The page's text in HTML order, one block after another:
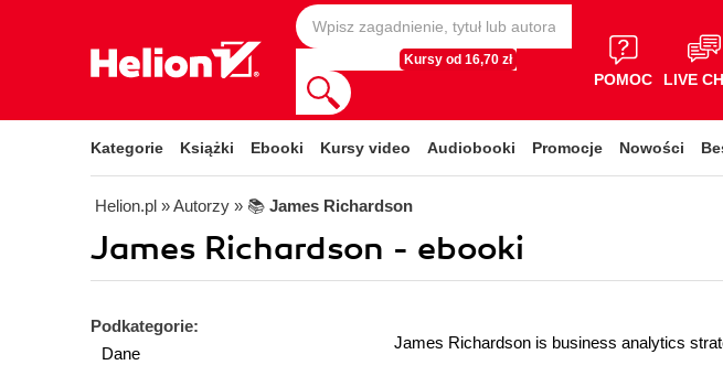
Kursy od 16,70 zł
POMOC LIVE
Kategorie Książki Ebooki Kursy video Audiobooki Promocje Nowości
Helion.pl » Autorzy » 📚 James Richardson
James Richardson - ebooki
Podkategorie:
Dane
James Richardson is business analytics